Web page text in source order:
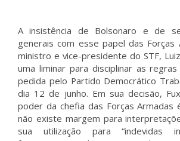
A insistência de Bolsonaro e de
generais com esse papel das Forças
ministro e vice-presidente do STF,
uma liminar para disciplinar as
pedida pelo Partido Democrático
dia 12 de junho. Em sua decisão,
poder da chefia das Forças Armadas
não existe margem para
sua utilização para “indevidas